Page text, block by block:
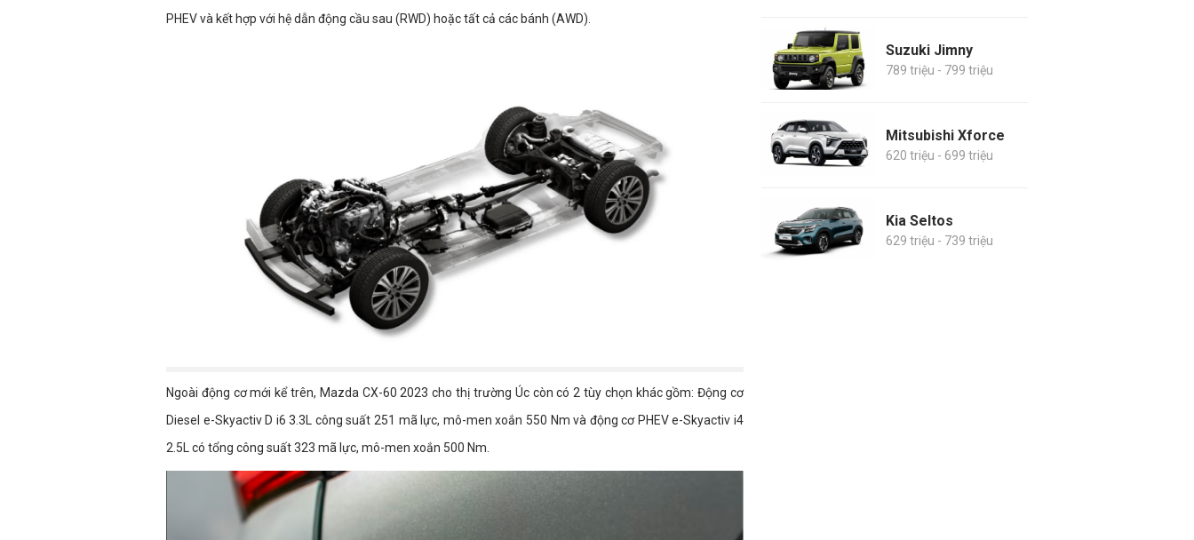
PHEV và kết hợp với hệ dẫn động cầu sau (RWD) hoặc tất cả các bánh (AWD).
Ngoài động cơ mới kể trên, Mazda CX-60 2023 cho thị trường Úc còn có 2 tùy chọn khác gồm: Động cơ
Diesel e-Skyactiv D i6 3.3L công suất 251 mã lực, mô-men xoắn 550 Nm và động cơ PHEV e-Skyactiv i4
2.5L có tổng công suất 323 mã lực, mô-men xoắn 500 Nm.
Suzuki Jimny
789 triệu - 799 triệu
Mitsubishi Xforce
620 triệu - 699 triệu
Kia Seltos
629 triệu - 739 triệu